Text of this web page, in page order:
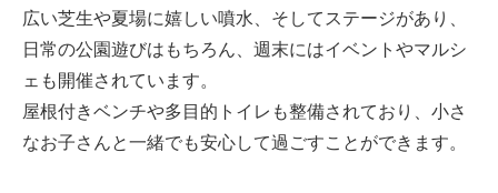
広い芝生や夏場に嬉しい噴水、そしてステージがあり、
日常の公園遊びはもちろん、週末にはイベントやマルシ
ェも開催されています。
屋根付きベンチや多目的トイレも整備されており、小さ
なお子さんと一緒でも安心して過ごすことができます。